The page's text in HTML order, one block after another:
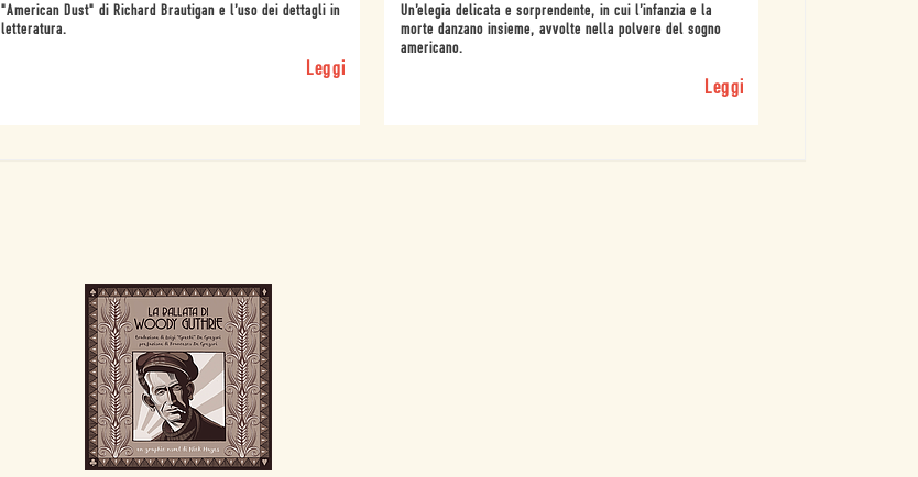
"American Dust" di Richard Brautigan e l’uso dei dettagli in
letteratura.
Leggi
Un’elegia delicata e sorprendente, in cui l’infanzia e la
morte danzano insieme, avvolte nella polvere del sogno
americano.
Leggi